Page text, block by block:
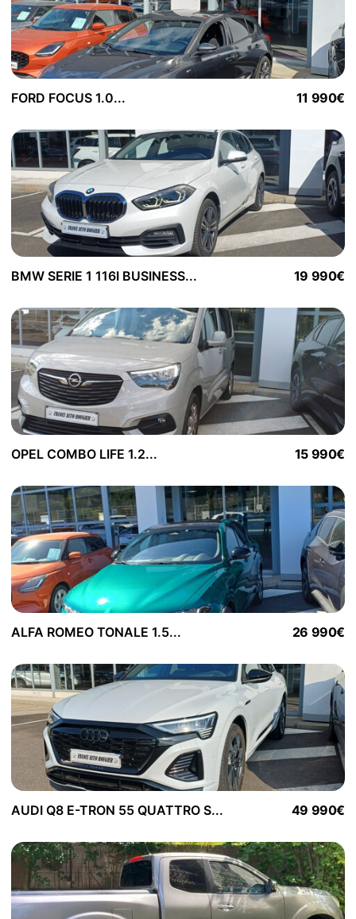
FORD FOCUS 1.0... 11 990€
BMW SERIE 1 116I BUSINESS... 19 990€
OPEL COMBO LIFE 1.2... 15 990€
ALFA ROMEO TONALE 1.5... 26 990€
AUDI Q8 E-TRON 55 QUATTRO S... 49 990€